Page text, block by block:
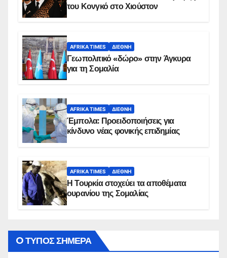
του Κονγκό στο Χιούστον
AFRIKA TIMES ΔΙΕΘΝΉ
Γεωπολιτικό «δώρο» στην Άγκυρα
για τη Σομαλία
AFRIKA TIMES ΔΙΕΘΝΉ
Έμπολα: Προειδοποιήσεις για
κίνδυνο νέας φονικής επιδημίας
AFRIKA TIMES ΔΙΕΘΝΉ
Η Τουρκία στοχεύει τα αποθέματα
ουρανίου της Σομαλίας
O ΤΥΠΟΣ ΣΗΜΕΡΑ